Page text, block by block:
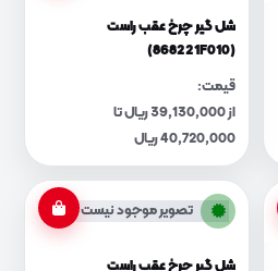
شل گیر چرخ عقب راست
(868221F010)
قیمت:
از 39,130,000 ریال تا
40,720,000 ریال
تصویر موجود نیست
شل گیر چرخ عقب راست